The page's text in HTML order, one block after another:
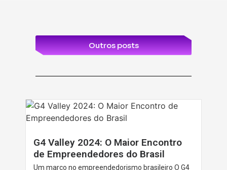
Outros posts
G4 Valley 2024: O Maior Encontro
de Empreendedores do Brasil
Um marco no empreendedorismo brasileiro O G4